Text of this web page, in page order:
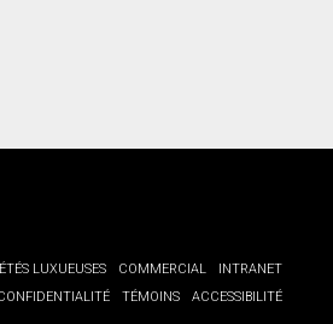
LUXUEUSES COMMERCIAL
INTRANET
TÉMOINS ACCESSIBILITÉ